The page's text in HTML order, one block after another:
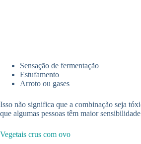
Sensação de fermentação
Estufamento
Arroto ou gases
Isso não significa que a combinação seja
que algumas pessoas têm maior
Vegetais crus com ovo